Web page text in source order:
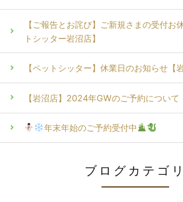
【ご報告とお詫び】ご新規さまの受付お
トシッター岩沼店】
【ペットシッター】休業日のお知らせ【
【岩沼店】2024年GWのご予約について
年末年始のご予約受付中
ブログカテゴリ